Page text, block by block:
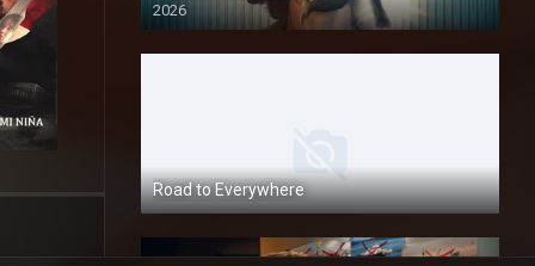
2026
1080P
Road to Everywhere
1080P